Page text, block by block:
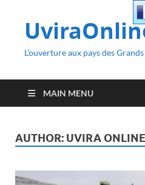
L’ouverture aux pays des
MAIN MENU
AUTHOR: UVIRA ONLINE